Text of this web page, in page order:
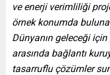
ve enerji verimliliği
örnek konumda
Dünyanın geleceği
arasında bağlantı
tasarruflu çözümler